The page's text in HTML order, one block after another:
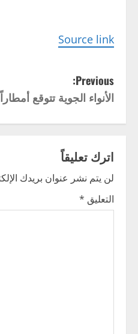
Source link
P
o
s
t
n
a
Previous:
الأنواء الجوية تتوقع
اترك تعليقاً
لن يتم نشر عنوان بريدك
التعليق *